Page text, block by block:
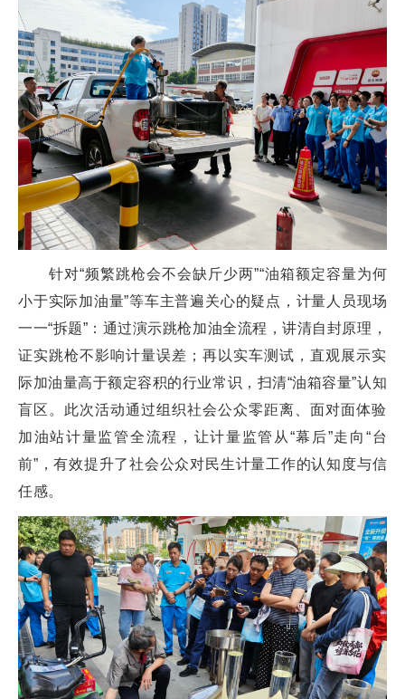
针对“频繁跳枪会不会缺斤少两”“油箱额定容量为何
小于实际加油量”等车主普遍关心的疑点，计量人员现场
一一“拆题”：通过演示跳枪加油全流程，讲清自封原理，
证实跳枪不影响计量误差；再以实车测试，直观展示实
际加油量高于额定容积的行业常识，扫清“油箱容量”认知
盲区。此次活动通过组织社会公众零距离、面对面体验
加油站计量监管全流程，让计量监管从“幕后”走向“台
前”，有效提升了社会公众对民生计量工作的认知度与信
任感。